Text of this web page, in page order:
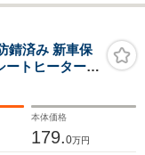
錆済み 新車保
ートヒーター
本体価格
179.0万円